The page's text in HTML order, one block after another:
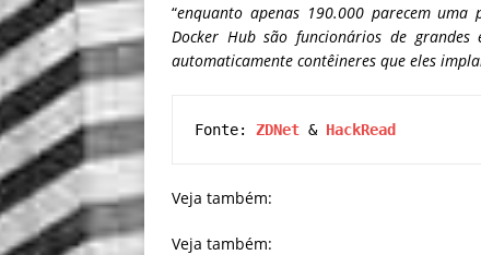
“enquanto apenas 190.000 parecem
Docker Hub são funcionários de
automaticamente contêineres que eles
Fonte: ZDNet & HackRead
Veja também:
Veja também: